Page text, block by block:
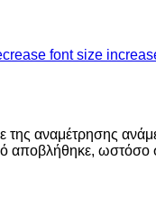
της αναμέτρησης
ωστόσο